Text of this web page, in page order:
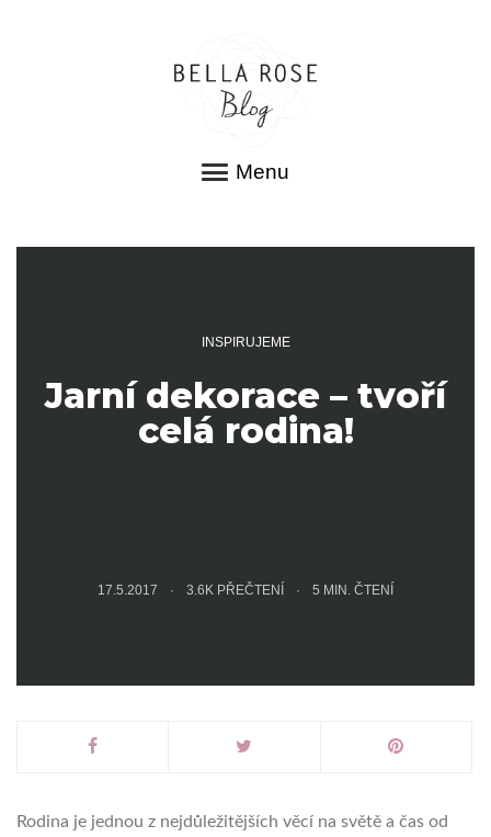
Menu
INSPIRUJEME
Jarní dekorace – tvoří
celá rodina!
17.5.2017 3.6K PŘEČTENÍ 5 MIN. ČTENÍ
Rodina je jednou z nejdůležitějších věcí na světě a čas od